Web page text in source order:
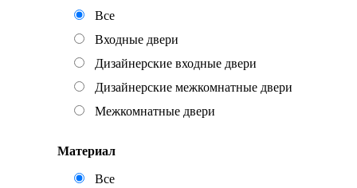
Все
Входные двери
Дизайнерские входные двери
Дизайнерские межкомнатные двери
Межкомнатные двери
Материал
Все